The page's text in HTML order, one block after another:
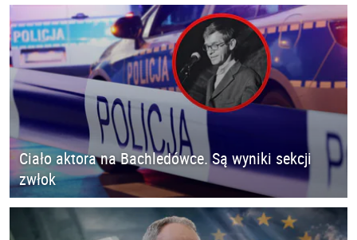
Ciało aktora na Bachledówce. Są wyniki sekcji
zwłok